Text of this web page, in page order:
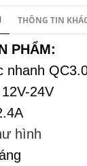
THÔNG TIN
PHẨM:
nhanh
24V
hình